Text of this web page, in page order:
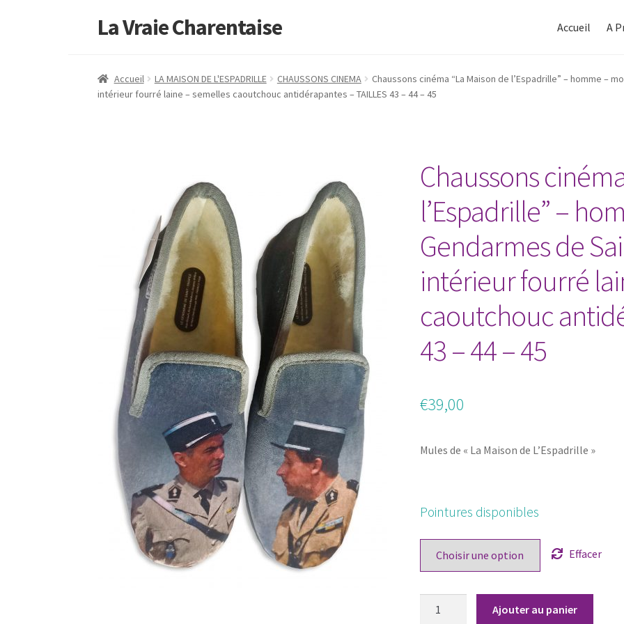
à
au
La Vraie Charentaise Accueil A
Accueil LA MAISON DE L'ESPADRILLE CHAUSSONS CINEMA
Chaussons cinéma “La Maison de l’Espadrille” – homme –
intérieur fourré laine – semelles caoutchouc antidérapantes – TAILLES 43 – 44 – 45
Chaussons
l’Espadrille” –
Gendarmes de
intérieur fourré
caoutchouc
43 – 44 – 45
€39,00
Mules de « La Maison de L’Espadrille »
Pointures disponibles
Effacer
Ajouter au panier